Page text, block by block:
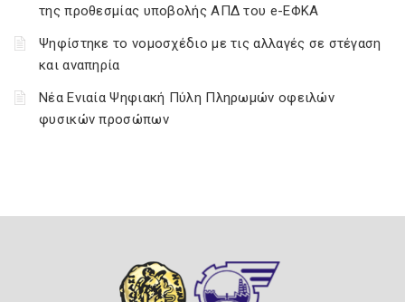
της προθεσμίας υποβολής ΑΠΔ του e-ΕΦΚΑ
Ψηφίστηκε το νομοσχέδιο με τις αλλαγές σε στέγαση
και αναπηρία
Νέα Ενιαία Ψηφιακή Πύλη Πληρωμών οφειλών
φυσικών προσώπων